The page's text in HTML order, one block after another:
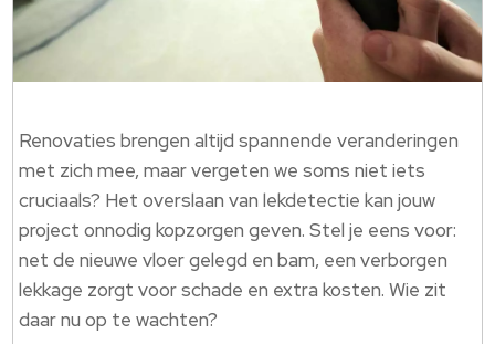
Renovaties brengen altijd spannende veranderingen
met zich mee, maar vergeten we soms niet iets
cruciaals? Het overslaan van lekdetectie kan jouw
project onnodig kopzorgen geven. Stel je eens voor:
net de nieuwe vloer gelegd en bam, een verborgen
lekkage zorgt voor schade en extra kosten. Wie zit
daar nu op te wachten?